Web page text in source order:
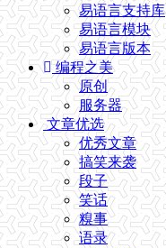
易语言支持库
易语言模块
易语言版本
编程之美
原创
服务器
文章优选
优秀文章
搞笑来袭
段子
笑话
糗事
语录